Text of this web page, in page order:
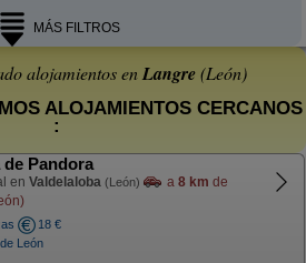
MÁS FILTROS
alojamientos enLangre(León)
ALOJAMIENTOS CERCANOS
:
de Pandora
en Valdelaloba (León) a 8 km de
18 €
León